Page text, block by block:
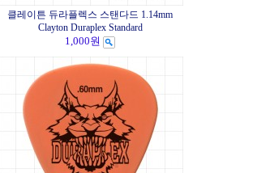
클레이튼 듀라플렉스 스탠다드 1.14mm
Clayton Duraplex Standard
1,000원